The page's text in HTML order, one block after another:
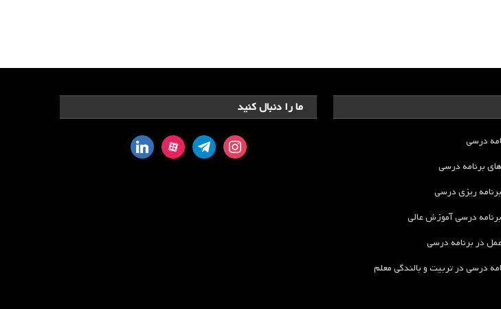
ما را دنبال کنید
instagram
telegram
aparat
linkedin
درسی
برنامه درسی
ریزی درسی
درسی آموزش عالی
در برنامه درسی
درسی در تربیت و بالندگی معلم